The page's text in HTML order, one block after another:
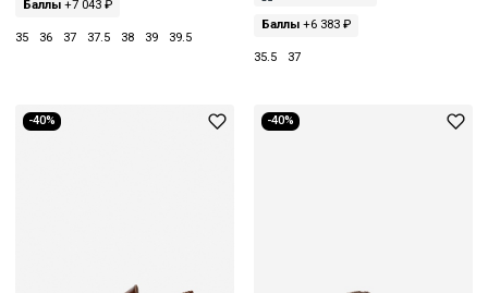
Баллы +7 043 ₽
35 36 37 37.5 38 39 39.5
Баллы+6 383 ₽
35.5 37
-40% -40%